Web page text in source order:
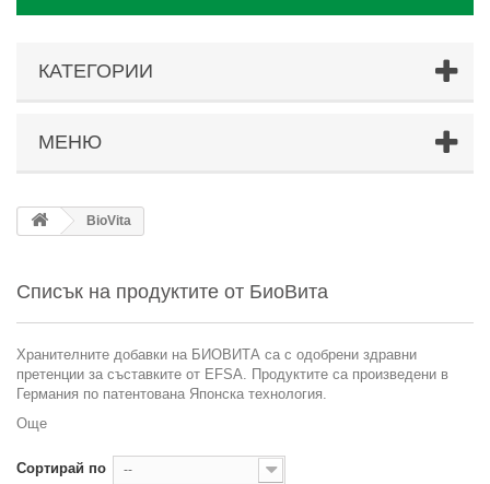
КАТЕГОРИИ
МЕНЮ
BioVita
Списък на продуктите от БиоВита
Хранителните добавки на БИОВИТА са с одобрени здравни
претенции за съставките от EFSA. Продуктите са произведени в
Германия по патентована Японска технология.
Още
Сортирай по --